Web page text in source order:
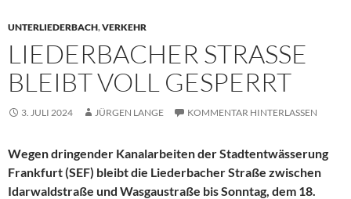
UNTERLIEDERBACH,VERKEHR
LIEDERBACHER STRASSE B
LEIBT VOLL GESPERRT
3. JULI 2024 JÜRGEN LANGE KOMMENTAR HINTERLASSEN
Wegen dringender Kanalarbeiten der Stadtentwässerung
Frankfurt (SEF) bleibt die Liederbacher Straße zwischen
Idarwaldstraße und Wasgaustraße bis Sonntag, dem 18.